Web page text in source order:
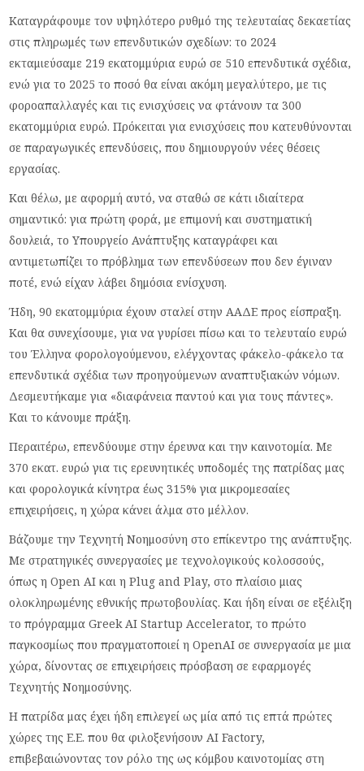
Καταγράφουμε τον υψηλότερο ρυθμό της τελευταίας δεκαετίας
στις πληρωμές των επενδυτικών σχεδίων: το 2024
εκταμιεύσαμε 219 εκατομμύρια ευρώ σε 510 επενδυτικά σχέδια,
ενώ για το 2025 το ποσό θα είναι ακόμη μεγαλύτερο, με τις
φοροαπαλλαγές και τις ενισχύσεις να φτάνουν τα 300
εκατομμύρια ευρώ. Πρόκειται για ενισχύσεις που κατευθύνονται
σε παραγωγικές επενδύσεις, που δημιουργούν νέες θέσεις
εργασίας.
Και θέλω, με αφορμή αυτό, να σταθώ σε κάτι ιδιαίτερα
σημαντικό: για πρώτη φορά, με επιμονή και συστηματική
δουλειά, το Υπουργείο Ανάπτυξης καταγράφει και
αντιμετωπίζει το πρόβλημα των επενδύσεων που δεν έγιναν
ποτέ, ενώ είχαν λάβει δημόσια ενίσχυση.
Ήδη, 90 εκατομμύρια έχουν σταλεί στην ΑΑΔΕ προς είσπραξη.
Και θα συνεχίσουμε, για να γυρίσει πίσω και το τελευταίο ευρώ
του Έλληνα φορολογούμενου, ελέγχοντας φάκελο-φάκελο τα
επενδυτικά σχέδια των προηγούμενων αναπτυξιακών νόμων.
Δεσμευτήκαμε για «διαφάνεια παντού και για τους πάντες».
Και το κάνουμε πράξη.
Περαιτέρω, επενδύουμε στην έρευνα και την καινοτομία. Με
370 εκατ. ευρώ για τις ερευνητικές υποδομές της πατρίδας μας
και φορολογικά κίνητρα έως 315% για μικρομεσαίες
επιχειρήσεις, η χώρα κάνει άλμα στο μέλλον.
Βάζουμε την Τεχνητή Νοημοσύνη στο επίκεντρο της ανάπτυξης.
Με στρατηγικές συνεργασίες με τεχνολογικούς κολοσσούς,
όπως η Open AI και η Plug and Play, στο πλαίσιο μιας
ολοκληρωμένης εθνικής πρωτοβουλίας. Και ήδη είναι σε εξέλιξη
το πρόγραμμα Greek AI Startup Accelerator, το πρώτο
παγκοσμίως που πραγματοποιεί η OpenAI σε συνεργασία με μια
χώρα, δίνοντας σε επιχειρήσεις πρόσβαση σε εφαρμογές
Τεχνητής Νοημοσύνης.
Η πατρίδα μας έχει ήδη επιλεγεί ως μία από τις επτά πρώτες
χώρες της Ε.Ε. που θα φιλοξενήσουν AI Factory,
επιβεβαιώνοντας τον ρόλο της ως κόμβου καινοτομίας στη